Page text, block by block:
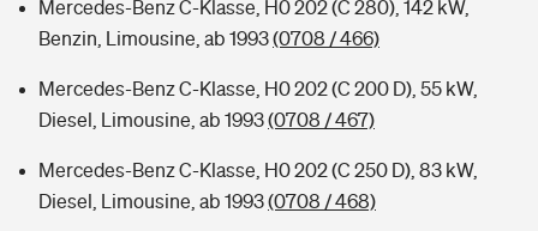
Typklassen: So ist Ihr Auto eingestuft
Sie haben Fragen?
Mercedes-Benz C-Klasse, H0 202 (C 280), 142 kW,
Benzin, Limousine, ab 1993(0708 / 466)
Mercedes-Benz C-Klasse, H0 202 (C 200 D), 55 kW,
Diesel, Limousine, ab 1993(0708 / 467)
Mercedes-Benz C-Klasse, H0 202 (C 250 D), 83 kW,
Diesel, Limousine, ab 1993(0708 / 468)